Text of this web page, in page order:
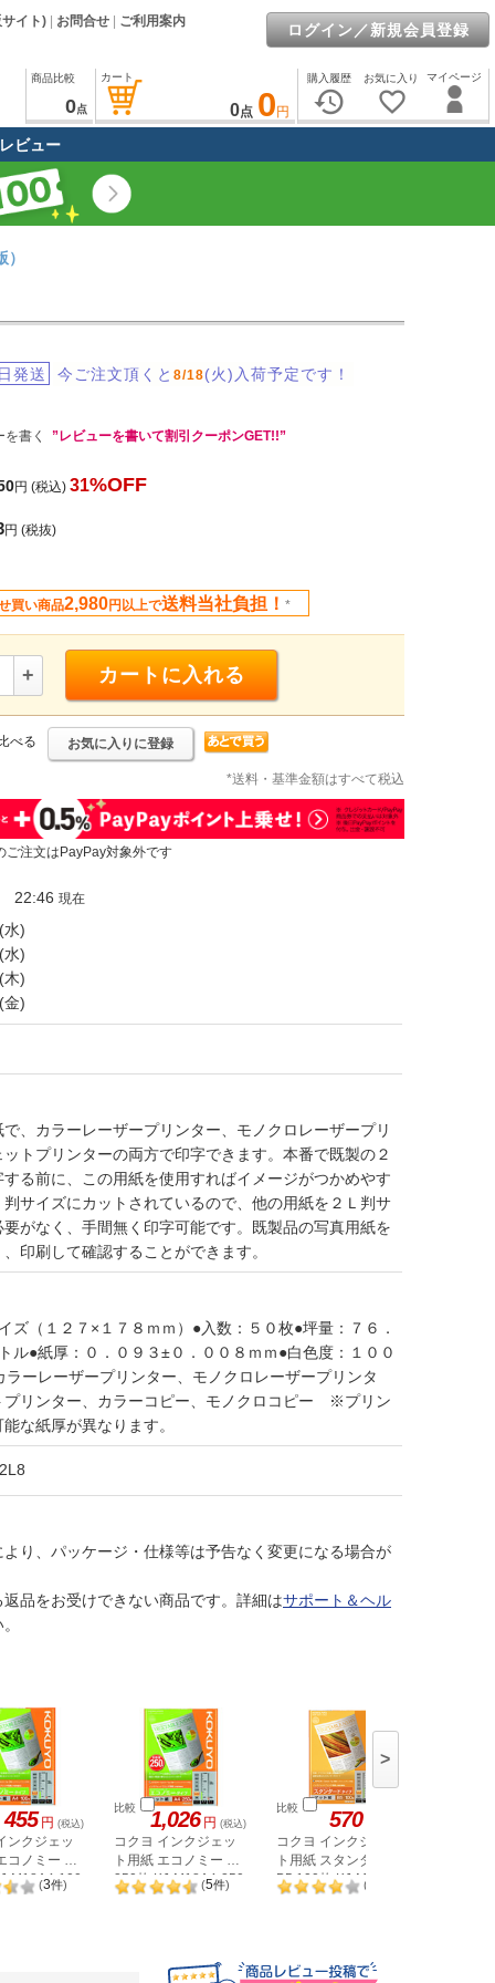
イト) お問合せ ご利用案内 ログイン／新規会員登録
マイページ
お気に入り
favorite_border
購入履歴
history
カート
0点 0 円
商品比較
0点
ビュー
発送 今ご注文頂くと 8/18(火)入荷予定です！
書く ”レビューを書いて割引クーポンGET!!”
円 (税込) 31%OFF
円 (税抜)
買い商品2,980円以上で送料当社負担！ *
+ カートに入れる
べる お気に入りに登録
*送料・基準金額はすべて税込
注文はPayPay対象外です
22:46 現在
(水)
(水)
(木)
(金)
、カラーレーザープリンター、モノクロレーザープリ
トプリンターの両方で印字できます。本番で既製の２
る前に、この用紙を使用すればイメージがつかめやす
サイズにカットされているので、他の用紙を２Ｌ判サ
がなく、手間無く印字可能です。既製品の写真用紙を
印刷して確認することができます。
ズ（１２７×１７８ｍｍ）●入数：５０枚●坪量：７６．
ル●紙厚：０．０９３±０．００８ｍｍ●白色度：１００
ーレーザープリンター、モノクロレーザープリンタ
プリンター、カラーコピー、モノクロコピー ※プリン
な紙厚が異なります。
り、パッケージ・仕様等は予告なく変更になる場合が
品をお受けできない商品です。詳細はサポート＆ヘル
455 円 (税込)
ンクジェッ
コノミー A4
M18A4-100
(3件)
比較 1,026 円 (税込)
コクヨ インクジェッ
ト用紙 エコノミー A4
250枚 KJ-M18A4-250
(5件)
比較 570
コクヨ インクジェッ
ト用紙 スタンダード
B5 100枚 KJ-M17B5-
100
(
>